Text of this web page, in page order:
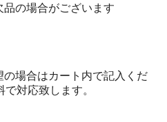
の場合がございます
場合はカート内で記入くだ
対応致します。